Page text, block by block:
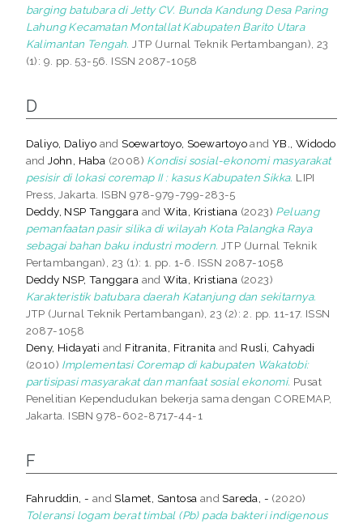
barging batubara di Jetty CV. Bunda Kandung Desa Paring
Lahung Kecamatan Montallat Kabupaten Barito Utara
Kalimantan Tengah. JTP (Jurnal Teknik Pertambangan), 23
(1): 9. pp. 53-56. ISSN 2087-1058
D
Daliyo, Daliyo andSoewartoyo, SoewartoyoandYB., Widodo
andJohn, Haba (2008) Kondisi sosial-ekonomi masyarakat
pesisir di lokasi coremap II : kasus Kabupaten Sikka. LIPI
Press, Jakarta. ISBN 978-979-799-283-5
Deddy, NSP Tanggara andWita, Kristiana (2023) Peluang
pemanfaatan pasir silika di wilayah Kota Palangka Raya
sebagai bahan baku industri modern. JTP (Jurnal Teknik
Pertambangan), 23 (1): 1. pp. 1-6. ISSN 2087-1058
Deddy NSP, Tanggara andWita, Kristiana (2023)
Karakteristik batubara daerah Katanjung dan sekitarnya.
JTP (Jurnal Teknik Pertambangan), 23 (2): 2. pp. 11-17. ISSN
2087-1058
Deny, Hidayati and Fitranita, Fitranita and Rusli, Cahyadi
(2010) Implementasi Coremap di kabupaten Wakatobi:
partisipasi masyarakat dan manfaat sosial ekonomi. Pusat
Penelitian Kependudukan bekerja sama dengan COREMAP,
Jakarta. ISBN 978-602-8717-44-1
F
Fahruddin, - andSlamet, Santosa andSareda, - (2020)
Toleransi logam berat timbal (Pb) pada bakteri indigenous